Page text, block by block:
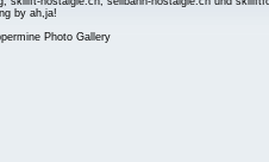
by ah,ja!
Photo Gallery